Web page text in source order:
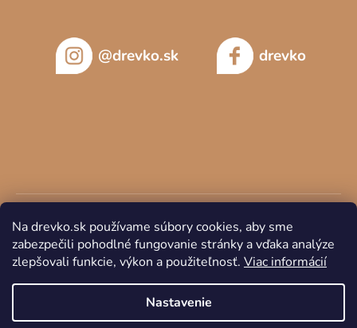
Na drevko.sk používame súbory cookies, aby sme
zabezpečili pohodlné fungovanie stránky a vďaka analýze
zlepšovali funkcie, výkon a použiteľnosť. Viac informácií
Nastavenie
@drevko.sk drevko